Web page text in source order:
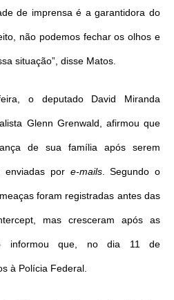
de imprensa é a garantidora do
não podemos fechar os olhos e
situação”, disse Matos.
o deputado David Miranda
Glenn Grenwald, afirmou que
de sua família após serem
enviadas por e-mails. Segundo o
foram registradas antes das
mas cresceram após as
informou que, no dia 11 de
à Polícia Federal.